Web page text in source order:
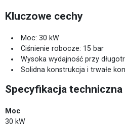
Kluczowe cechy
Moc: 30 kW
Ciśnienie robocze: 15 bar
Wysoka wydajność przy
Solidna konstrukcja i trwałe
Specyfikacja techniczna
Moc
30 kW